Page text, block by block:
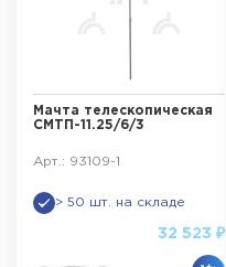
Мачта телескопическая
СМТП-11.25/6/3
Арт.: 93109-1
> 50 шт. на складе
32 523 ₽